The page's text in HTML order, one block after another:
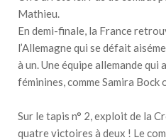
Mathieu.
En demi-finale, la France
l’Allemagne qui se défait
à un. Une équipe allemande qui
féminines, comme Samira
Sur le tapis n° 2, exploit de la
quatre victoires à deux ! Le